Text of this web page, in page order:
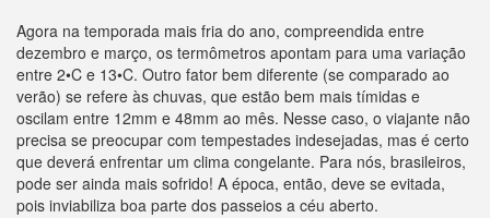
Agora na temporada mais fria do ano, compreendida entre
dezembro e março, os termômetros apontam para uma variação
entre 2•C e 13•C. Outro fator bem diferente (se comparado ao
verão) se refere às chuvas, que estão bem mais tímidas e
oscilam entre 12mm e 48mm ao mês. Nesse caso, o viajante não
precisa se preocupar com tempestades indesejadas, mas é certo
que deverá enfrentar um clima congelante. Para nós, brasileiros,
pode ser ainda mais sofrido! A época, então, deve se evitada,
pois inviabiliza boa parte dos passeios a céu aberto.